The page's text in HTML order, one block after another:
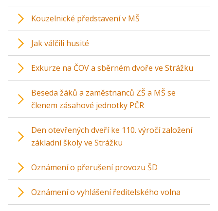
Kouzelnické představení v MŠ
Jak válčili husité
Exkurze na ČOV a sběrném dvoře ve Strážku
Beseda žáků a zaměstnanců ZŠ a MŠ se
členem zásahové jednotky PČR
Den otevřených dveří ke 110. výročí založení
základní školy ve Strážku
Oznámení o přerušení provozu ŠD
Oznámení o vyhlášení ředitelského volna